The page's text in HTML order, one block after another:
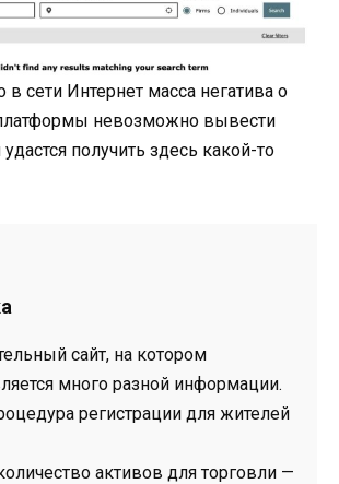
в сети Интернет масса негатива о
невозможно вывести
получить здесь какой-то
сайт, на котором
много разной информации.
регистрации для жителей
активов для торговли —